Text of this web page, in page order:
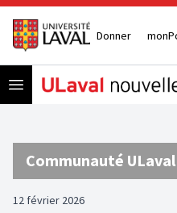
Donner
Open menu
Communauté ULaval
12 février 2026